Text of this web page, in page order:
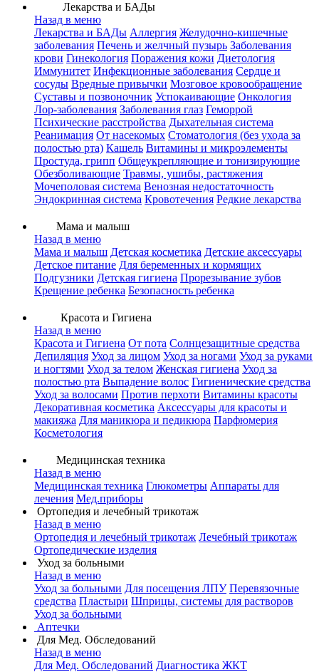
Лекарства и БАДы
Назад в меню
Лекарства и БАДы Аллергия Желудочно-кишечные
заболевания Печень и желчный пузырь Заболевания
крови Гинекология Поражения кожи Диетология
Иммунитет Инфекционные заболевания Сердце и
сосуды Вредные привычки Мозговое кровообращение
Суставы и позвоночник Успокаивающие Онкология
Лор-заболевания Заболевания глаз Геморрой
Психические расстройства Дыхательная система
Реанимация От насекомых Стоматология (без ухода за
полостью рта) Кашель Витамины и микроэлементы
Простуда, грипп Общеукрепляющие и тонизирующие
Обезболивающие Травмы, ушибы, растяжения
Мочеполовая система Венозная недостаточность
Эндокринная система Кровотечения Редкие лекарства
Мама и малыш
Назад в меню
Мама и малыш Детская косметика Детские аксессуары
Детское питание Для беременных и кормящих
Подгузники Детская гигиена Прорезывание зубов
Крещение ребенка Безопасность ребенка
Красота и Гигиена
Назад в меню
Красота и Гигиена От пота Солнцезащитные средства
Депиляция Уход за лицом Уход за ногами Уход за руками
и ногтями Уход за телом Женская гигиена Уход за
полостью рта Выпадение волос Гигиенические средства
Уход за волосами Против перхоти Витамины красоты
Декоративная косметика Аксессуары для красоты и
макияжа Для маникюра и педикюра Парфюмерия
Косметология
Медицинская техника
Назад в меню
Медицинская техника Глюкометры Аппараты для
лечения Мед.приборы
Ортопедия и лечебный трикотаж
Назад в меню
Ортопедия и лечебный трикотаж Лечебный трикотаж
Ортопедические изделия
Уход за больными
Назад в меню
Уход за больными Для посещения ЛПУ Перевязочные
средства Пластыри Шприцы, системы для растворов
Уход за больными
Аптечки
Для Мед. Обследований
Назад в меню
Для Мед. Обследований Диагностика ЖКТ